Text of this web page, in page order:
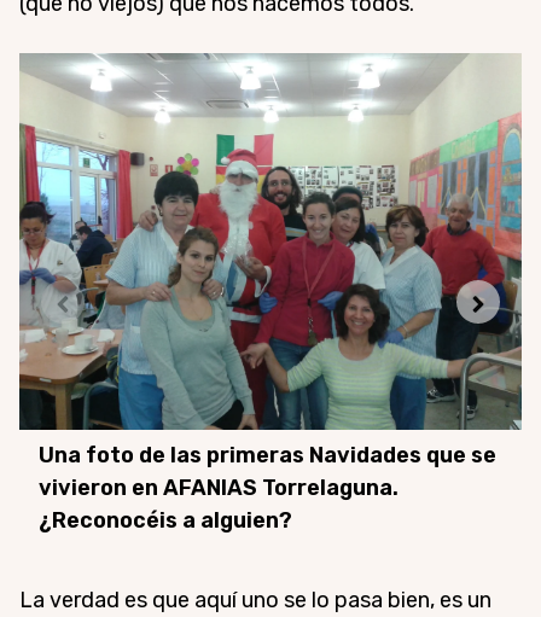
Una foto de las primeras Navidades que se
vivieron en AFANIAS Torrelaguna.
¿Reconocéis a alguien?
La verdad es que aquí uno se lo pasa bien, es un